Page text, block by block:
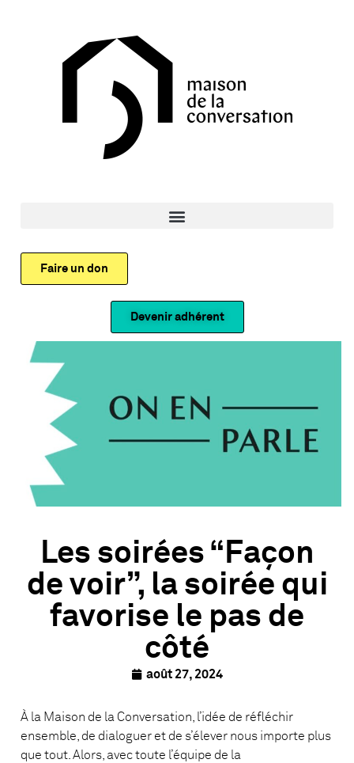
Faire un don
Devenir adhérent
Les soirées “Façon
de voir”, la soirée qui
favorise le pas de
côté
août 27, 2024
À la Maison de la Conversation, l’idée de réfléchir
ensemble, de dialoguer et de s’élever nous importe plus
que tout. Alors, avec toute l’équipe de la